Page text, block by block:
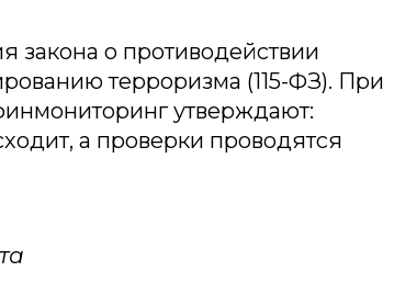
закона о противодействии
терроризма (115-ФЗ). При
утверждают:
а проверки проводятся